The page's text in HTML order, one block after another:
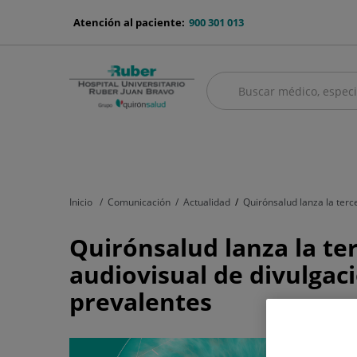
menu-
900 301 013
Atención al paciente:
BuscarBuscar
Inicio Comunicación Actualidad Quirónsalud lanza la
Quirónsalud
lanza
la
tercera
Quirónsalud lanza la
audiovisual de
prevalentes